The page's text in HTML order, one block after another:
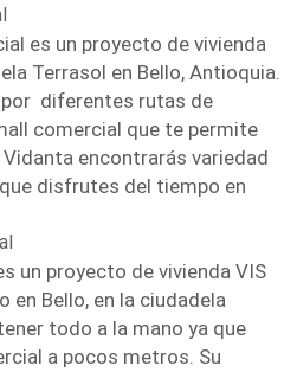
es un proyecto de vivienda
Terrasol en Bello, Antioquia.
diferentes rutas de
comercial que te permite
encontrarás variedad
disfrutes del tiempo en
un proyecto de vivienda VIS
en Bello, en la ciudadela
todo a la mano ya que
a pocos metros. Su